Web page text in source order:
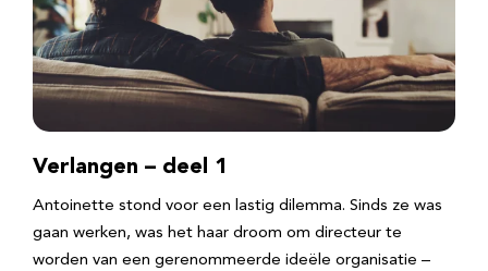
Verlangen – deel 1
Antoinette stond voor een lastig dilemma. Sinds ze was
gaan werken, was het haar droom om directeur te
worden van een gerenommeerde ideële organisatie –